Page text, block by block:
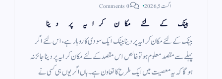
اگست 5, 2026
0 Comments
بینک کے لئے مکان کرایہ پر دینا
بینک کے لئے مکان کرایہ پر دینا بینک ایک سودی کاروبار ہے ، اس لئے اگر
پہلے سے مقصد معلوم ہو تو خالص اس مقصد کے لئے مکان کرایہ پر دینا جائز نہ
ہو گا کہ یہ معصیت میں ایک طرح کا تعاون ہے ۔ ہاں اگر یوں ہی کسی نے